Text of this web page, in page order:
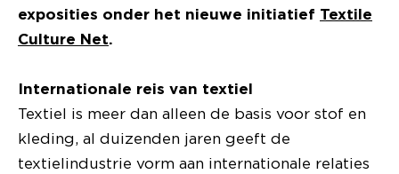
exposities onder het nieuwe initiatief Textile
Culture Net.
Internationale reis van textiel
Textiel is meer dan alleen de basis voor stof en
kleding, al duizenden jaren geeft de
textielindustrie vorm aan internationale relaties